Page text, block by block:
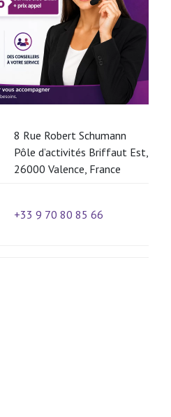
8 Rue Robert Schumann
Pôle d’activités Briffaut Est,
26000 Valence, France
+33 9 70 80 85 66